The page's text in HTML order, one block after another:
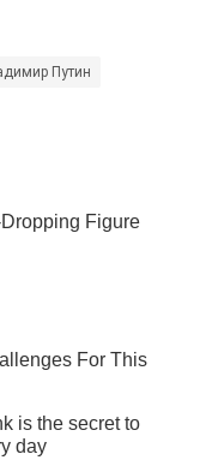
Путин